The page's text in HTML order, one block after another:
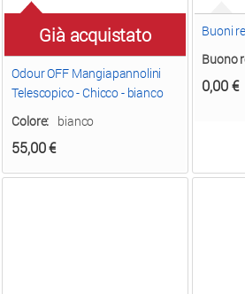
Già acquistato
Odour OFF Mangiapannolini
Telescopico - Chicco - bianco
Colore: bianco
55,00€
Buoni
Buono
0,00€